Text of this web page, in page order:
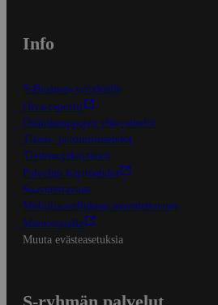
Info
S-Business yrityksille
Oiva-raportit
Osuuskauppojen yhteystiedot
Tilaus- ja toimitusehdot
Tietosuojakäytäntö
Palvelun käyttöehdot
Saavutettavuus
Mobiilisovelluksen saavutettavuus
Mainostajalle
Muuta evästeasetuksia